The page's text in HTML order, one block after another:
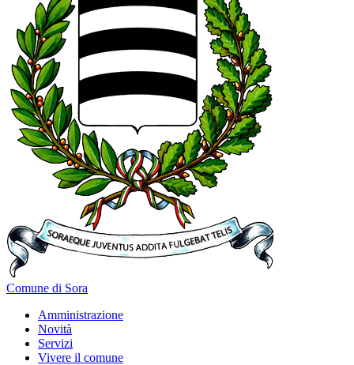
Comune di Sora
Amministrazione
Novità
Servizi
Vivere il comune